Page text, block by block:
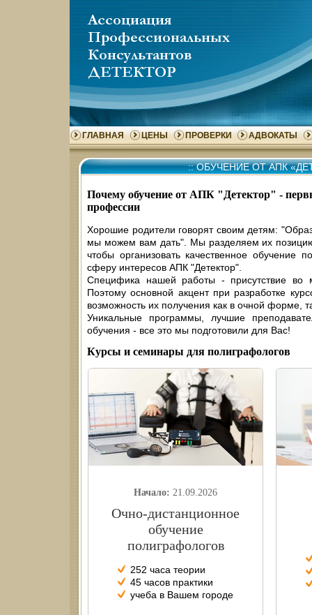
ГЛАВНАЯ ЦЕНЫ ПРОВЕРКИ АДВОКАТЫ
::ОБУЧЕНИЕ ОТ АПК
Почему обучение от АПК "Детектор" -
профессии
Хорошие родители говорят своим детям:
мы можем вам дать". Мы разделяем их
чтобы организовать качественное обучение
сферу интересов АПК "Детектор".
Специфика нашей работы - присутствие во
Поэтому основной акцент при разработке
возможность их получения как в очной форме,
Уникальные программы, лучшие
обучения - все это мы подготовили для Вас!
Курсы и семинары для полиграфологов
Начало: 21.09.2026
Очно-дистанционное
обучение
полиграфологов
252 часа теории
45 часов практики
учеба в Вашем городе